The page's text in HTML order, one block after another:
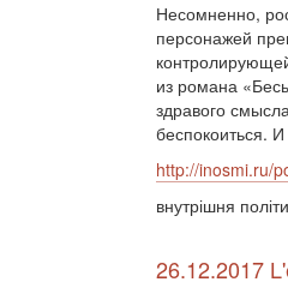
Несомненно,
персонажей
из романа
здравого
беспокоиться.
http://inosmi.ru/
внутрішня
26.12.2017